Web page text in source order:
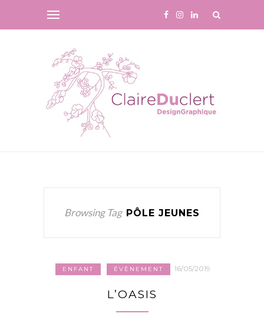
Browsing Tag PÔLE JEUNES
ENFANT ÉVÈNEMENT 16/05/2019
L’OASIS